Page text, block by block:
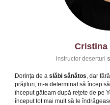
Cristina
instructor deserturi
Dorința de a slăbi sănătos, dar
prăjituri, m-a determinat să încep
început găteam după rețete de pe
început tot mai mult să le